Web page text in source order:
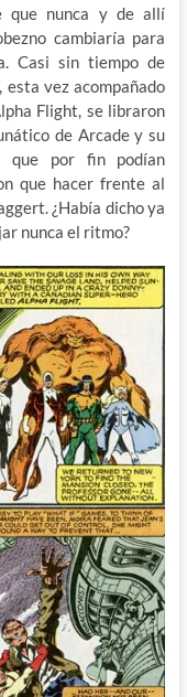
que nunca y de allí
cambiaría para
Casi sin tiempo de
vez acompañado
Flight, se libraron
de Arcade y su
que por fin podían
que hacer frente al
¿Había dicho ya
nunca el ritmo?